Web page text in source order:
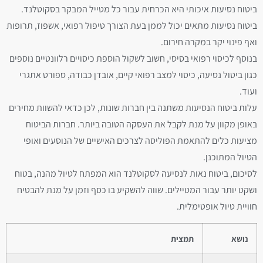
ביטוח נסיעות איכותי היא הכרחית עבור כל מטייל המבקר בסקוטלנד.
ביטוח נסיעות מתאים יכול לממן בעת הצורך טיפול רפואי, אשפוז, תרופות
ואף פינוי יקר במקרה חירום.
בנוסף לכיסוי רפואי בסיסי, חשוב לשקול הוספת כיסויים רלוונטיים נוספים
כגון ביטול נסיעה, כיסוי למצב רפואי קיים, אובדן כבודה, ספורט אתגרי
ועוד.
עלות ביטוח הנסיעות משתנה בין חברות שונות, לכן כדאי להשוות מחירים
באופן מקוון על מנת לקבל את העסקה הטובה ביותר. חברות הביטוח
מציעות כלים להתאמת הפוליסה לצרכים האישיים של הנוסעים ואופי
הטיול המתוכנן.
לסיכום, ביטוח נאות לנסיעה לסקוטלנד הוא המפתח לטיול מהנה, בטוח
ושקט יותר עבור המטיילים. שווה להשקיע בו כסף וזמן על מנת להבטיח
חוויית טיול אופטימלית.
נושא תמצית